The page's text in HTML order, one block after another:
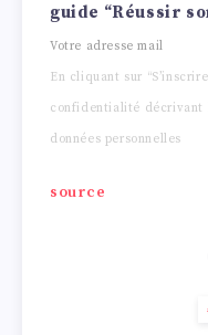
guide “Réussir
Votre adresse mail
En cliquant sur
confidentialité décrivant
données personnelles
source